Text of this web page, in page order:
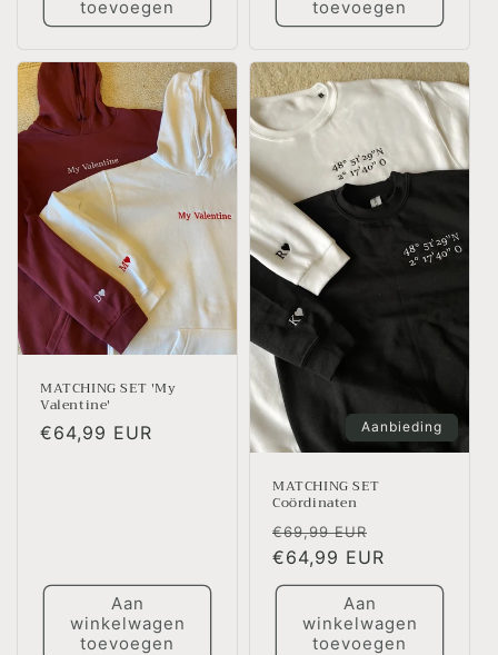
toevoegen toevoegen
MATCHING SET 'My
Valentine'
Normale
€64,99 EUR
Aan
winkelwagen
toevoegen
Aanbieding
MATCHING SET
Coördinaten
Normale
prijs
€69,99 EUR
€64,99 EUR
Aan
winkelwagen
toevoegen